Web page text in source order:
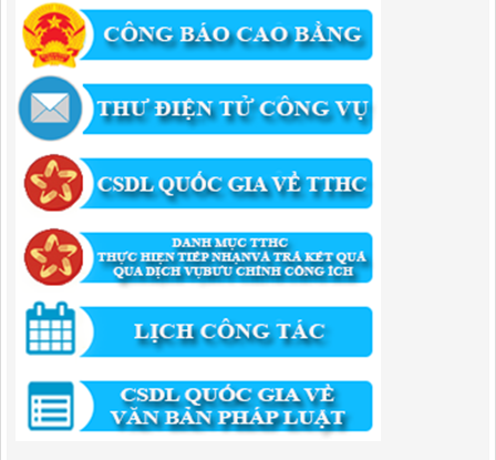
công năm 2025
Lượt xem:453 | lượt tải:350
1174/QĐ-UBND
QUYẾT ĐỊNH Về việc công bố danh mục thủ tục HC được sửa đổi,bổ
sung và phê duyệt quy trình nội bộ giải quyết TTHC trong lĩnh vực
hoạt động xây dựng theo quy định phân quyền,phân cấp,phân định
thẩm quyền thuộc phạm vi giải quyết của Ban QLKKT
Lượt xem:434 | lượt tải:524
346/QĐ-UBND
QUYẾT ĐỊNH Về việc phê duyệt quy trình nội bộ giải quyết thủ tục
hành chính trong lĩnh vực khu công nghiệp, khu kinh tế thuộc thẩm
quyền giải quyết của Ban Quản lý Khu kinh tế tỉnh Cao Bằng
Lượt xem:511 | lượt tải:318
55/QĐ-BQLKKT
QUYẾT ĐỊNH Công khai điều chỉnh, bổ sung Kế hoạch vốn đầu tư
công năm 2025
Lượt xem:817 | lượt tải:420